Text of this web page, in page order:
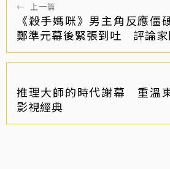
← 上一篇
《殺手媽咪》男主角反應僵
鄭準元幕後緊張到吐 評論家
推理大師的時代謝幕 重溫
影視經典